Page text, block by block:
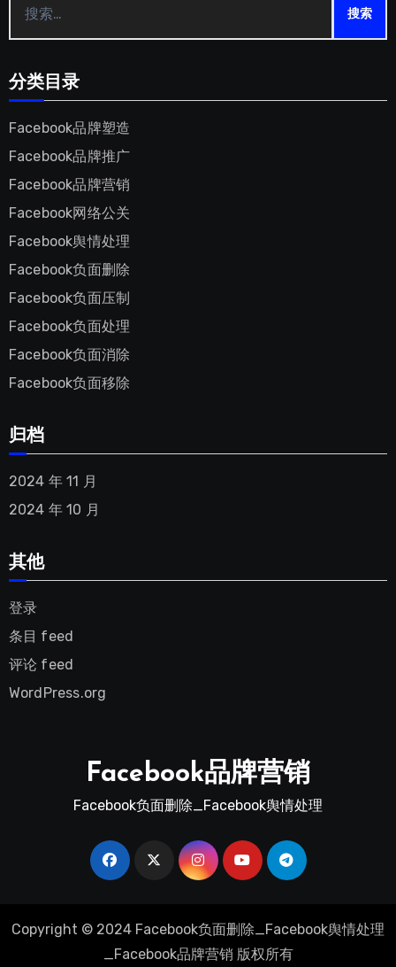
索：
分类目录
Facebook品牌塑造
Facebook品牌推广
Facebook品牌营销
Facebook网络公关
Facebook舆情处理
Facebook负面删除
Facebook负面压制
Facebook负面处理
Facebook负面消除
Facebook负面移除
归档
2024 年 11 月
2024 年 10 月
其他
登录
条目 feed
评论 feed
WordPress.org
Facebook品牌营销
Facebook负面删除_Facebook舆情处理
Copyright © 2024 Facebook负面删除_Facebook舆情处理
_Facebook品牌营销 版权所有